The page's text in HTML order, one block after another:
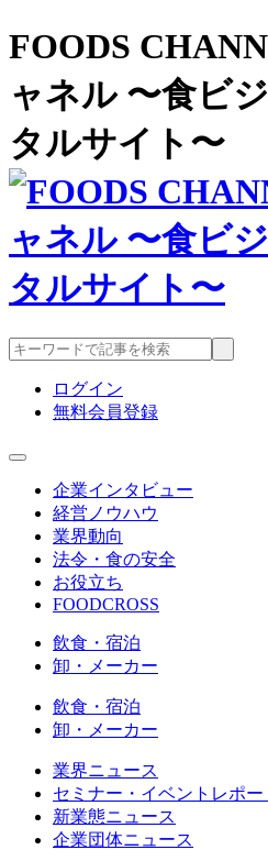
FOODS
ャネル 〜食ビ
タルサイト〜
ログイン
無料会員登録
企業インタビュー
経営ノウハウ
業界動向
法令・食の安全
お役立ち
FOODCROSS
飲食・宿泊
卸・メーカー
飲食・宿泊
卸・メーカー
業界ニュース
セミナー・イベントレポー
新業態ニュース
企業団体ニュース